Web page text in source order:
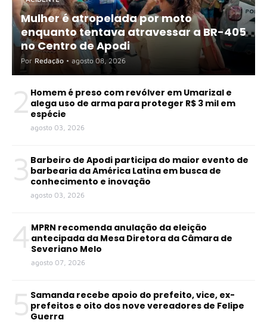
Mulher é atropelada por moto
enquanto tentava atravessar a BR-405
no Centro de Apodi
Por Redação • agosto 08, 2026
2 Homem é preso com revólver em Umarizal e
alega uso de arma para proteger R$ 3 mil em
espécie
agosto 03, 2026
3 Barbeiro de Apodi participa do maior evento de
barbearia da América Latina em busca de
conhecimento e inovação
agosto 03, 2026
4 MPRN recomenda anulação da eleição
antecipada da Mesa Diretora da Câmara de
Severiano Melo
agosto 07, 2026
5 Samanda recebe apoio do prefeito, vice, ex-
prefeitos e oito dos nove vereadores de Felipe
Guerra